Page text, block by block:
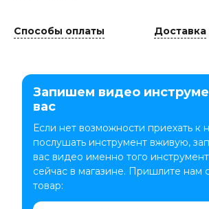
Способы оплаты Доставка
Запишем видео
вас
Если нет возможности приехать к
послушать инструмент вживую,
вас видео именно того
сейчас в магазине. Пришлите нам
товар: